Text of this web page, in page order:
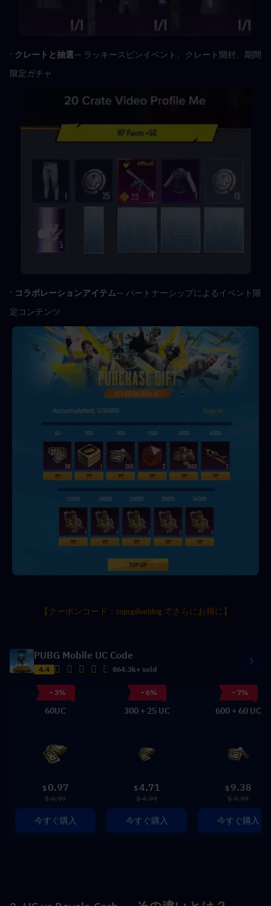
· クレートと抽選— ラッキースピンイベント、クレート開封、期間
限定ガチャ
· コラボレーションアイテム— パートナーシップによるイベント限
定コンテンツ
【クーポンコード：topupliveblog でさらにお得に】
PUBG Mobile UC Code
4.4 864.3k+ sold
- 3%
60UC
$ 0.97
$ 0.99
今すぐ購入
- 6%
300 + 25 UC
$4.71
$ 4.99
今すぐ購入
- 7%
600 + 60 UC
$ 9.38
$ 9.99
今すぐ購入